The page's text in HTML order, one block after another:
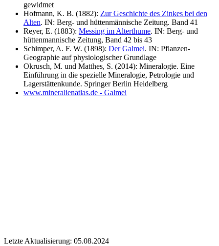
gewidmet
Hofmann, K. B. (1882): Zur Geschichte des Zinkes bei den
Alten. IN: Berg- und hüttenmännische Zeitung. Band 41
Reyer, E. (1883): Messing im Alterthume. IN: Berg- und
hüttenmannische Zeitung, Band 42 bis 43
Schimper, A. F. W. (1898): Der Galmei. IN: Pflanzen-
Geographie auf physiologischer Grundlage
Okrusch, M. und Matthes, S. (2014): Mineralogie. Eine
Einführung in die spezielle Mineralogie, Petrologie und
Lagerstättenkunde. Springer Berlin Heidelberg
www.mineralienatlas.de - Galmei
Letzte Aktualisierung: 05.08.2024